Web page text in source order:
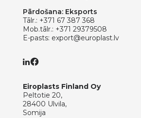
Pārdošana: Eksports
Tālr.: +371 67 387 368
Mob.tālr.: +371 29379508
E-pasts: export@europlast.lv
Eiroplasts Finland Oy
Peltotie 20,
28400 Ulvila,
Somija